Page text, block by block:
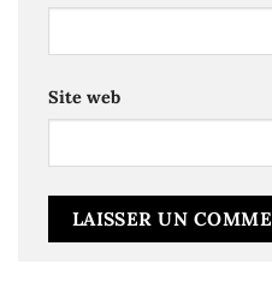
Site web